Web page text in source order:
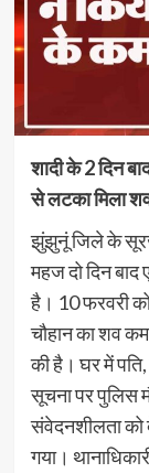
शादी के 2 दिन
से लटका मिला
झुंझुनूं जिले के
महज दो दिन बाद
है। 10 फरवरी
चौहान का शव
की है। घर में
सूचना पर पुलिस
संवेदनशीलता को
गया।